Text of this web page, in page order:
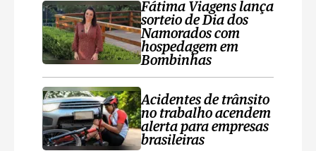
Fátima Viagens lança
sorteio de Dia dos
Namorados com
hospedagem em
Bombinhas
Acidentes de trânsito
no trabalho acendem
alerta para empresas
brasileiras